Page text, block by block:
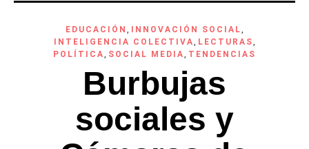
EDUCACIÓN , INNOVACIÓN SOCIAL,
INTELIGENCIA COLECTIVA, LECTURAS,
POLÍTICA, SOCIAL MEDIA, TENDENCIAS
Burbujas
sociales y